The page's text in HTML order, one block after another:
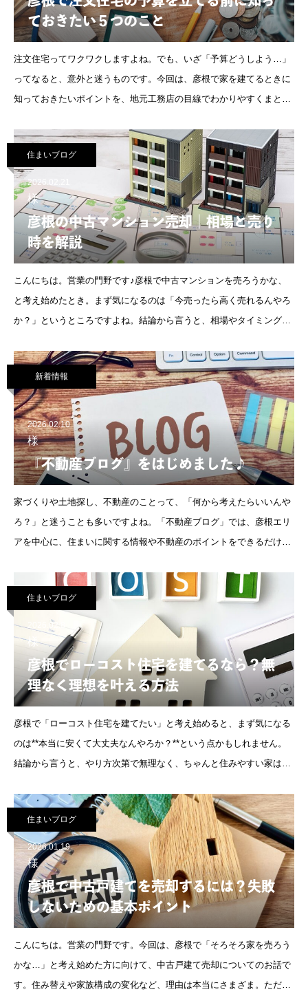
ておきたい５つのこと
注文住宅ってワクワクしますよね。でも、いざ「予算どうしよう…」
ってなると、意外と迷うものです。今回は、彦根で家を建てるときに
知っておきたいポイントを、地元工務店の目線でわかりやすくまとめ
住まいブログ
2026.02.21
様
彦根の中古マンション売却｜相場と売り
時を解説
こんにちは。営業の門野です♪彦根で中古マンションを売ろうかな、
と考え始めたとき。まず気になるのは「今売ったら高く売れるんやろ
か？」というところですよね。結論から言うと、相場やタイミングを
だ、ちょっとし
新着情報
2026.02.10
様
『不動産ブログ』をはじめました♪
家づくりや土地探し、不動産のことって、「何から考えたらいいんや
ろ？」と迷うことも多いですよね。「不動産ブログ」では、彦根エリ
アを中心に、住まいに関する情報や不動産のポイントをできるだけわ
住まいブログ
2026.02.8
様
彦根でローコスト住宅を建てるなら？無
理なく理想を叶える方法
彦根で「ローコスト住宅を建てたい」と考え始めると、まず気になる
のは**本当に安くて大丈夫なんやろか？**という点かもしれません。
結論から言うと、やり方次第で無理なく、ちゃんと住みやすい家は建
変わるのも事実です
住まいブログ
2026.01.19
様
彦根で中古戸建てを売却するには？失敗
しないための基本ポイント
こんにちは。営業の門野です。今回は、彦根で「そろそろ家を売ろう
かな…」と考え始めた方に向けて、中古戸建て売却についてのお話で
す。住み替えや家族構成の変化など、理由は本当にさまざま。ただ、